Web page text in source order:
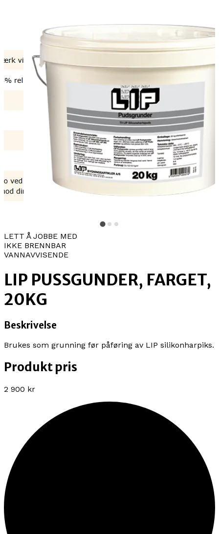
LETT Å JOBBE MED
IKKE BRENNBAR
VANNAVVISENDE
LIP PUSSGUNDER, FARGET,
20KG
Beskrivelse
Brukes som grunning før påføring av LIP silikonharpiks.
Produkt pris
2 900 kr